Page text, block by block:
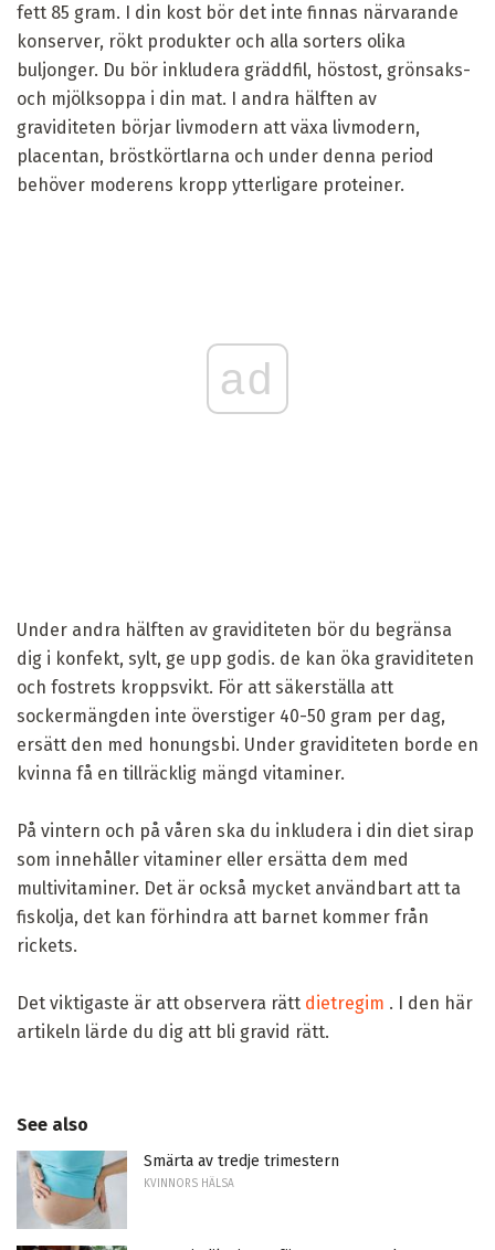
fett 85 gram. I din kost bör det inte finnas närvarande
konserver, rökt produkter och alla sorters olika
buljonger. Du bör inkludera gräddfil, höstost, grönsaks-
och mjölksoppa i din mat. I andra hälften av
graviditeten börjar livmodern att växa livmodern,
placentan, bröstkörtlarna och under denna period
behöver moderens kropp ytterligare proteiner.
ad
Under andra hälften av graviditeten bör du begränsa
dig i konfekt, sylt, ge upp godis. de kan öka graviditeten
och fostrets kroppsvikt. För att säkerställa att
sockermängden inte överstiger 40-50 gram per dag,
ersätt den med honungsbi. Under graviditeten borde en
kvinna få en tillräcklig mängd vitaminer.
På vintern och på våren ska du inkludera i din diet sirap
som innehåller vitaminer eller ersätta dem med
multivitaminer. Det är också mycket användbart att ta
fiskolja, det kan förhindra att barnet kommer från
rickets.
Det viktigaste är att observera rätt dietregim . I den här
artikeln lärde du dig att bli gravid rätt.
See also
Smärta av tredje trimestern
KVINNORS HÄLSA